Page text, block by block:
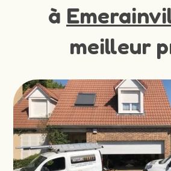
à
meilleur